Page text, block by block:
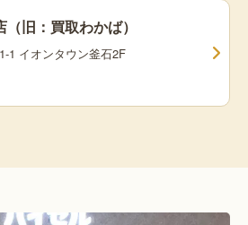
旧：買取わかば）
1 イオンタウン釜石2F